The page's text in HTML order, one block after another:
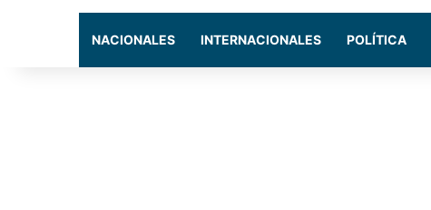
NACIONALES INTERNACIONALES POLÍTICA